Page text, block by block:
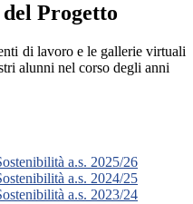
Progetto
di lavoro e le gallerie virtuali
alunni nel corso degli anni
a.s. 2025/26
a.s. 2024/25
a.s. 2023/24